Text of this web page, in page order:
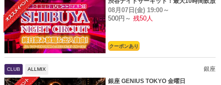
題
08月07日(金) 19:00～
500円～ 残50人
クーポンあり
CLUB ALLMIX
銀座
銀座 GENIUS TOKYO 金曜日